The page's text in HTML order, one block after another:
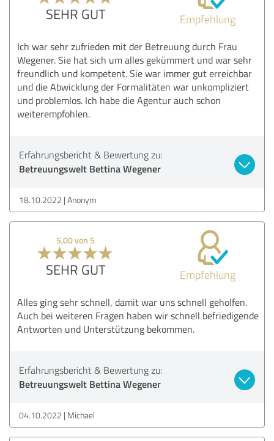
SEHR GUT Empfehlung
Ich war sehr zufrieden mit der Betreuung durch Frau
Wegener. Sie hat sich um alles gekümmert und war sehr
freundlich und kompetent. Sie war immer gut erreichbar
und die Abwicklung der Formalitäten war unkompliziert
und problemlos. Ich habe die Agentur auch schon
weiterempfohlen.
Erfahrungsbericht & Bewertung zu:
Betreuungswelt Bettina Wegener
18.10.2022 Anonym
5,00 von 5
SEHR GUT Empfehlung
Alles ging sehr schnell, damit war uns schnell geholfen.
Auch bei weiteren Fragen haben wir schnell befriedigende
Antworten und Unterstützung bekommen.
Erfahrungsbericht & Bewertung zu:
Betreuungswelt Bettina Wegener
04.10.2022 Michael